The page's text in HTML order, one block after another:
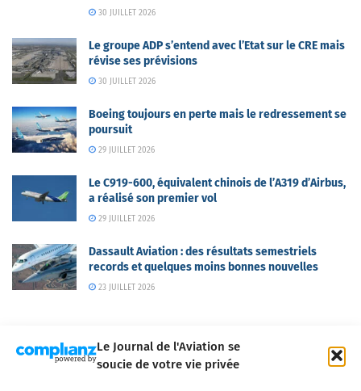
Le Journal de l'Aviation se
soucie de votre vie privée
30 JUILLET 2026
Le groupe ADP s’entend avec l’Etat sur le CRE mais
révise ses prévisions
30 JUILLET 2026
Boeing toujours en perte mais le redressement se
poursuit
29 JUILLET 2026
Le C919-600, équivalent chinois de l’A319 d’Airbus,
a réalisé son premier vol
29 JUILLET 2026
Dassault Aviation : des résultats semestriels
records et quelques moins bonnes nouvelles
23 JUILLET 2026